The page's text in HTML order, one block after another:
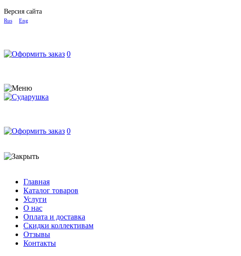
Версия сайта
Rus Eng
0
0
Главная
Каталог товаров
Услуги
О нас
Оплата и доставка
Скидки коллективам
Отзывы
Контакты